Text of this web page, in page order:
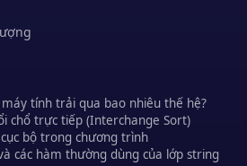
tính trải qua bao nhiêu thế hệ?
chổ trực tiếp (Interchange Sort)
bộ trong chương trình
các hàm thường dùng của lớp string